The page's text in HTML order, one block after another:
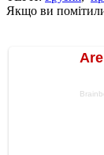
Якщо ви